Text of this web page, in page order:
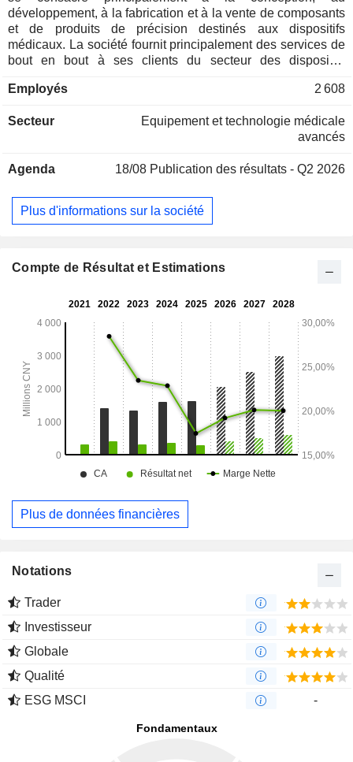
développement, à la fabrication et à la vente de composants
et de produits de précision destinés aux dispositifs
médicaux. La société fournit principalement des services de
bout en bout à ses clients du secteur des dispositifs
produits à la production en série et à la livraison. Les
des dispositifs médicaux, notamment la gestion et la
surveillance respiratoires, l’oto-rhino-laryngologie (ORL) et
médicaments, les maladies cardiovasculaires, les tests et le
chirurgicaux. La société exerce ses activités sur les marchés
nationaux et internationaux.
Employés 2 608
Secteur
Equipement et technologie médicale
avancés
Agenda 18/08 Publication des résultats - Q2 2026
Plus d'informations sur la société
Compte de Résultat et Estimations
Plus de données financières
Notations
Trader
Investisseur
Globale
Qualité
ESG MSCI
-